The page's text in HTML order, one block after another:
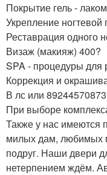
Покрытие гель -
Укрепление
Реставрация одного
Визаж (макияж) 400?
SPA - процедуры для
Коррекция и
В лс или
При выборе
Также у нас имеются
милых дам, любимых
подруг. Наши двери
нетерпением ждём.